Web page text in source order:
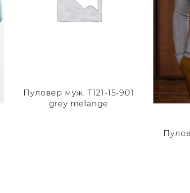
Пуловер муж. T121-15-901
grey melange